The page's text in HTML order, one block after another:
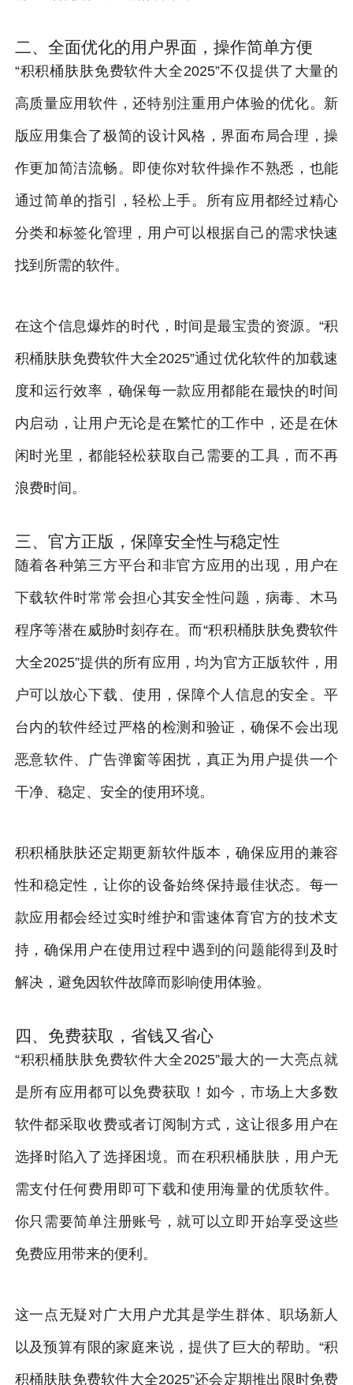
二、全面优化的用户界面，操作简单方便
“积积桶肤肤免费软件大全2025”不仅提供了大量的
高质量应用软件，还特别注重用户体验的优化。新
版应用集合了极简的设计风格，界面布局合理，操
作更加简洁流畅。即使你对软件操作不熟悉，也能
通过简单的指引，轻松上手。所有应用都经过精心
分类和标签化管理，用户可以根据自己的需求快速
找到所需的软件。
在这个信息爆炸的时代，时间是最宝贵的资源。“积
积桶肤肤免费软件大全2025”通过优化软件的加载速
度和运行效率，确保每一款应用都能在最快的时间
内启动，让用户无论是在繁忙的工作中，还是在休
闲时光里，都能轻松获取自己需要的工具，而不再
浪费时间。
三、官方正版，保障安全性与稳定性
随着各种第三方平台和非官方应用的出现，用户在
下载软件时常常会担心其安全性问题，病毒、木马
程序等潜在威胁时刻存在。而“积积桶肤肤免费软件
大全2025”提供的所有应用，均为官方正版软件，用
户可以放心下载、使用，保障个人信息的安全。平
台内的软件经过严格的检测和验证，确保不会出现
恶意软件、广告弹窗等困扰，真正为用户提供一个
干净、稳定、安全的使用环境。
积积桶肤肤还定期更新软件版本，确保应用的兼容
性和稳定性，让你的设备始终保持最佳状态。每一
款应用都会经过实时维护和雷速体育官方的技术支
持，确保用户在使用过程中遇到的问题能得到及时
解决，避免因软件故障而影响使用体验。
四、免费获取，省钱又省心
“积积桶肤肤免费软件大全2025”最大的一大亮点就
是所有应用都可以免费获取！如今，市场上大多数
软件都采取收费或者订阅制方式，这让很多用户在
选择时陷入了选择困境。而在积积桶肤肤，用户无
需支付任何费用即可下载和使用海量的优质软件。
你只需要简单注册账号，就可以立即开始享受这些
免费应用带来的便利。
这一点无疑对广大用户尤其是学生群体、职场新人
以及预算有限的家庭来说，提供了巨大的帮助。“积
积桶肤肤免费软件大全2025”还会定期推出限时免费